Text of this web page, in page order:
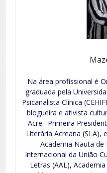
Na área profissional é
graduada pela
Psicanalista Clínica
blogueira e ativista
Acre. Primeira
Literária Acreana (SLA),
Academia Nauta de
Internacional da União
Letras (AAL),